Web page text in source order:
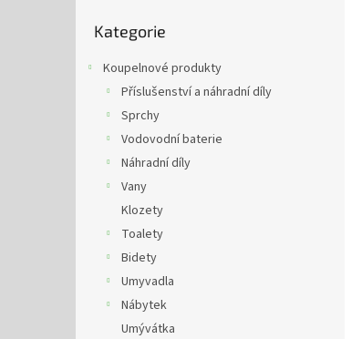
kategorie
Kategorie
Koupelnové produkty
Příslušenství a náhradní díly
Sprchy
Vodovodní baterie
Náhradní díly
Vany
Klozety
Toalety
Bidety
Umyvadla
Nábytek
Umývátka